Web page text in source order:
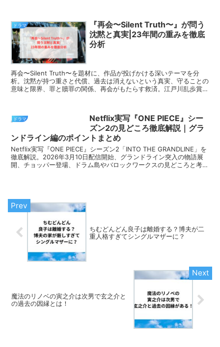
ドラマ
『再会〜Silent Truth〜』が問う
沈黙と真実|23年間の重みを徹底
分析
再会〜Silent Truth〜を題材に、作品が投げかける深いテーマを分
析。沈黙が持つ重さと代償、過去は消えないという真実、守ることの
意味と限界、罪と贖罪の関係、再会がもたらす救済。江戸川乱歩賞受
ドラマ
Netflix実写『ONE PIECE』シー
ズン2の見どころ徹底解説｜グラ
ンドライン編のポイントまとめ
Netflix実写『ONE PIECE』シーズン2「INTO THE GRANDLINE」を
徹底解説。2026年3月10日配信開始、グランドライン突入の物語展
開、チョッパー登場、ドラム島やバロックワークスの見どころと考察
ちむどんどん良子は離婚する？博夫が二
重人格すぎてシングルマザーに？
魔法のリノベの寅之介は次男で玄之介と
の過去の因縁とは！